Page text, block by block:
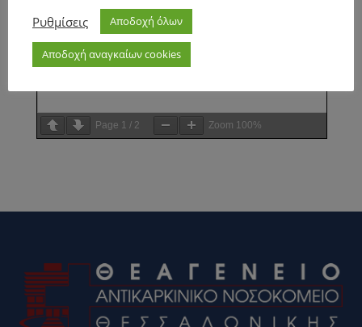
Page 1 / 2 Zoom 100%
Ρυθμίσεις
Αποδοχή όλων
Αποδοχή αναγκαίων cookies